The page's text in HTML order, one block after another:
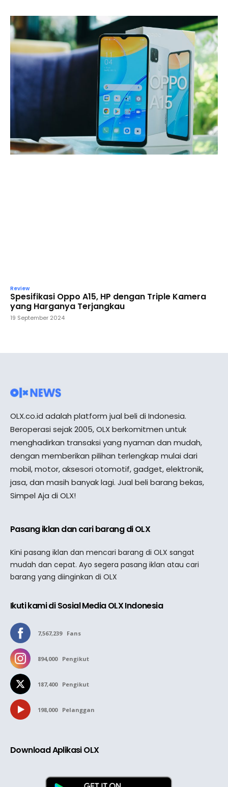
Review
Spesifikasi Oppo A15, HP dengan Triple Kamera
yang Harganya Terjangkau
19 September 2024
OLX.co.id adalah platform jual beli di Indonesia.
Beroperasi sejak 2005, OLX berkomitmen untuk
menghadirkan transaksi yang nyaman dan mudah,
dengan memberikan pilihan terlengkap mulai dari
mobil, motor, aksesori otomotif, gadget, elektronik,
jasa, dan masih banyak lagi. Jual beli barang bekas,
Simpel Aja di OLX!
Pasang iklan dan cari barang di OLX
Kini pasang iklan dan mencari barang di OLX sangat
mudah dan cepat. Ayo segera pasang iklan atau cari
barang yang diinginkan di OLX
Ikuti kami di Sosial Media OLX Indonesia
7,567,239 Fans
894,000 Pengikut
187,400 Pengikut
198,000 Pelanggan
Download Aplikasi OLX